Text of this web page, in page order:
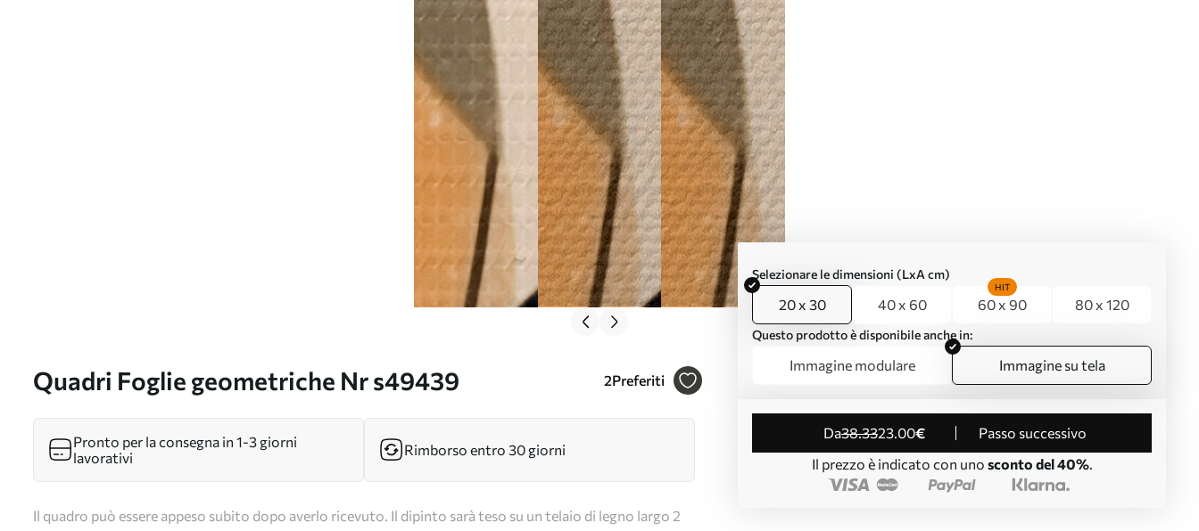
Quadri Foglie geometriche Nr s49439 2Preferiti
Selezionare le dimensioni (LxA cm)
20 x 30 40 x 60 60 x 90
HIT
80 x 120
Questo prodotto è disponibile anche in:
Immagine modulare Immagine su tela
da38.3323.00€
Passo successivo
Il prezzo è indicato con uno sconto del 40%.
Pronto per la consegna in 1-3 giorni
lavorativi
Rimborso entro 30 giorni
Il quadro può essere appeso subito dopo averlo ricevuto. Il dipinto sarà teso su un telaio di legno largo 2